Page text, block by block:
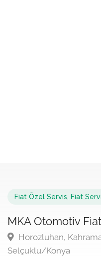
Fiat Özel Servis Fiat
MKA Otomotiv
Horozluhan,
Selçuklu/Konya